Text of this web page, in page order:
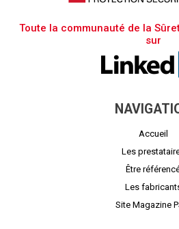
Toute la communauté de la
sur
Accueil
Les
Être
Les
Site Magazine